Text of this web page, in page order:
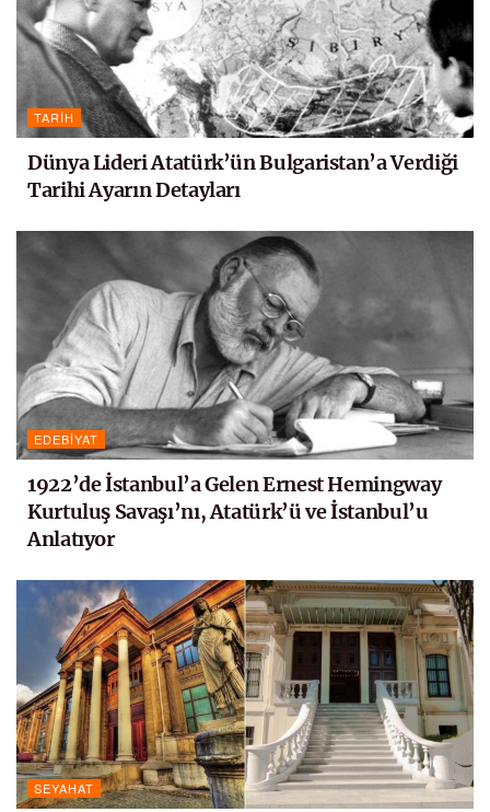
TARIH
Dünya Lideri Atatürk’ün Bulgaristan’a Verdiği
Tarihi Ayarın Detayları
EDEBIYAT
1922’de İstanbul’a Gelen Ernest Hemingway
Kurtuluş Savaşı’nı, Atatürk’ü ve İstanbul’u
Anlatıyor
SEYAHAT